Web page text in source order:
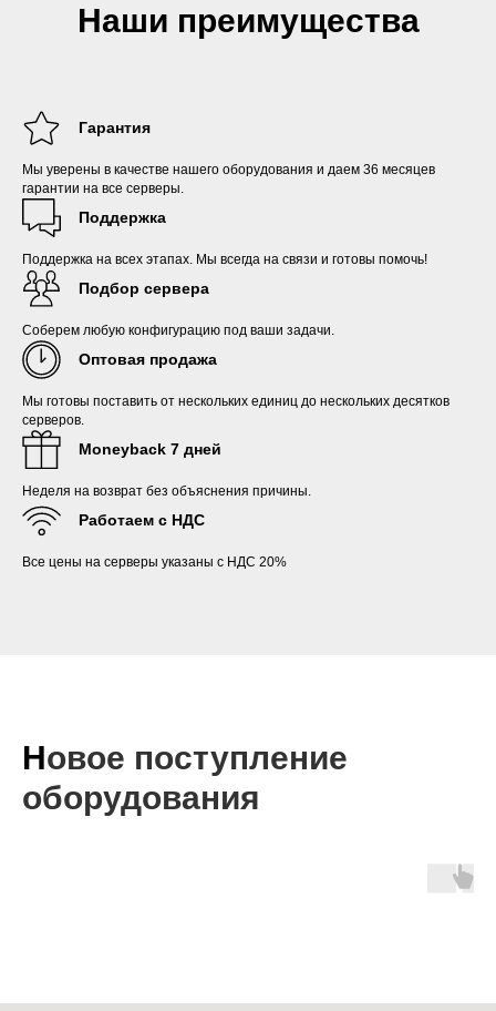
Наши преимущества
Гарантия
Мы уверены в качестве нашего оборудования и даем 36 месяцев
гарантии на все серверы.
Поддержка
Поддержка на всех этапах. Мы всегда на связи и готовы помочь!
Подбор сервера
Соберем любую конфигурацию под ваши задачи.
Оптовая продажа
Мы готовы поставить от нескольких единиц до нескольких десятков
серверов.
Moneyback 7 дней
Неделя на возврат без объяснения причины.
Работаем с НДС
Все цены на серверы указаны с НДС 20%
Новое поступление
оборудования